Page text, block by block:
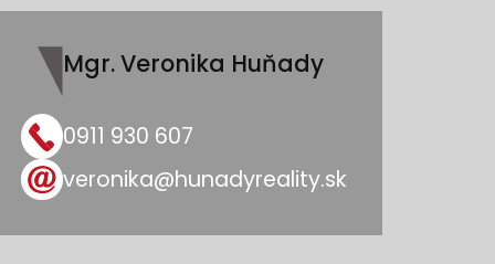
Mgr. Veronika Huňady
0911 930 607
veronika@hunadyreality.sk